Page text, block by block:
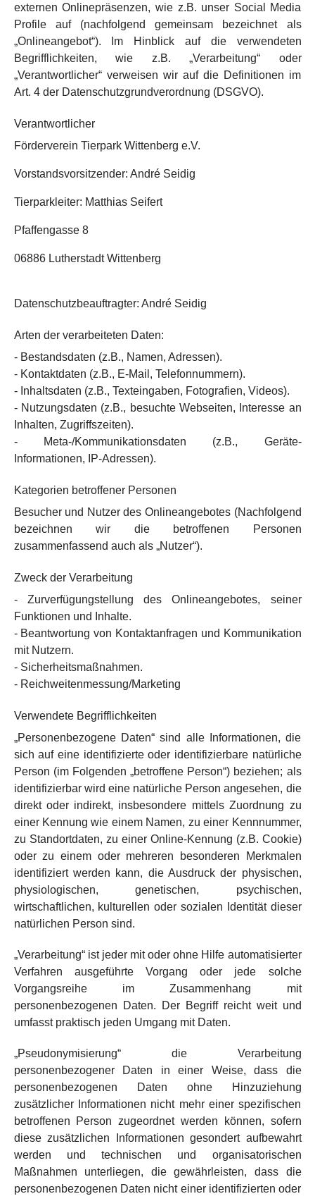
externen Onlinepräsenzen, wie z.B. unser Social Media
Profile auf (nachfolgend gemeinsam bezeichnet als
„Onlineangebot“). Im Hinblick auf die verwendeten
Begrifflichkeiten, wie z.B. „Verarbeitung“ oder
„Verantwortlicher“ verweisen wir auf die Definitionen im
Art. 4 der Datenschutzgrundverordnung (DSGVO).
Verantwortlicher
Förderverein Tierpark Wittenberg e.V.
Vorstandsvorsitzender: André Seidig
Tierparkleiter: Matthias Seifert
Pfaffengasse 8
06886 Lutherstadt Wittenberg
Datenschutzbeauftragter: André Seidig
Arten der verarbeiteten Daten:
- Bestandsdaten (z.B., Namen, Adressen).
- Kontaktdaten (z.B., E-Mail, Telefonnummern).
- Inhaltsdaten (z.B., Texteingaben, Fotografien, Videos).
- Nutzungsdaten (z.B., besuchte Webseiten, Interesse an
Inhalten, Zugriffszeiten).
- Meta-/Kommunikationsdaten (z.B., Geräte-
Informationen, IP-Adressen).
Kategorien betroffener Personen
Besucher und Nutzer des Onlineangebotes (Nachfolgend
bezeichnen wir die betroffenen Personen
zusammenfassend auch als „Nutzer“).
Zweck der Verarbeitung
- Zurverfügungstellung des Onlineangebotes, seiner
Funktionen und Inhalte.
- Beantwortung von Kontaktanfragen und Kommunikation
mit Nutzern.
- Sicherheitsmaßnahmen.
- Reichweitenmessung/Marketing
Verwendete Begrifflichkeiten
„Personenbezogene Daten“ sind alle Informationen, die
sich auf eine identifizierte oder identifizierbare natürliche
Person (im Folgenden „betroffene Person“) beziehen; als
identifizierbar wird eine natürliche Person angesehen, die
direkt oder indirekt, insbesondere mittels Zuordnung zu
einer Kennung wie einem Namen, zu einer Kennnummer,
zu Standortdaten, zu einer Online-Kennung (z.B. Cookie)
oder zu einem oder mehreren besonderen Merkmalen
identifiziert werden kann, die Ausdruck der physischen,
physiologischen, genetischen, psychischen,
wirtschaftlichen, kulturellen oder sozialen Identität dieser
natürlichen Person sind.
„Verarbeitung“ ist jeder mit oder ohne Hilfe automatisierter
Verfahren ausgeführte Vorgang oder jede solche
Vorgangsreihe im Zusammenhang mit
personenbezogenen Daten. Der Begriff reicht weit und
umfasst praktisch jeden Umgang mit Daten.
„Pseudonymisierung“ die Verarbeitung
personenbezogener Daten in einer Weise, dass die
personenbezogenen Daten ohne Hinzuziehung
zusätzlicher Informationen nicht mehr einer spezifischen
betroffenen Person zugeordnet werden können, sofern
diese zusätzlichen Informationen gesondert aufbewahrt
werden und technischen und organisatorischen
Maßnahmen unterliegen, die gewährleisten, dass die
personenbezogenen Daten nicht einer identifizierten oder